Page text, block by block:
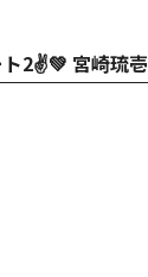
2✌️💚 宮崎琉壱